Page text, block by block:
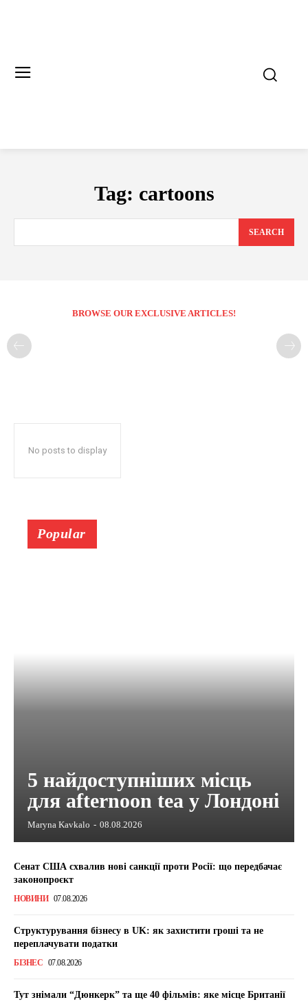
Tag: cartoons
SEARCH
BROWSE OUR EXCLUSIVE ARTICLES!
No posts to display
Popular
5 найдоступніших місць
для afternoon tea у Лондоні
Maryna Kavkalo - 08.08.2026
Сенат США схвалив нові санкції проти Росії: що передбачає
законопроєкт
НОВИНИ 07.08.2026
Структурування бізнесу в UK: як захистити гроші та не
переплачувати податки
БІЗНЕС 07.08.2026
Тут знімали “Дюнкерк” та ще 40 фільмів: яке місце Британії